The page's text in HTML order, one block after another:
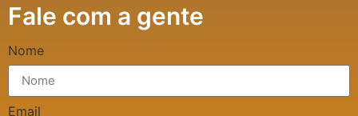
Fale com a gente
Nome
Email